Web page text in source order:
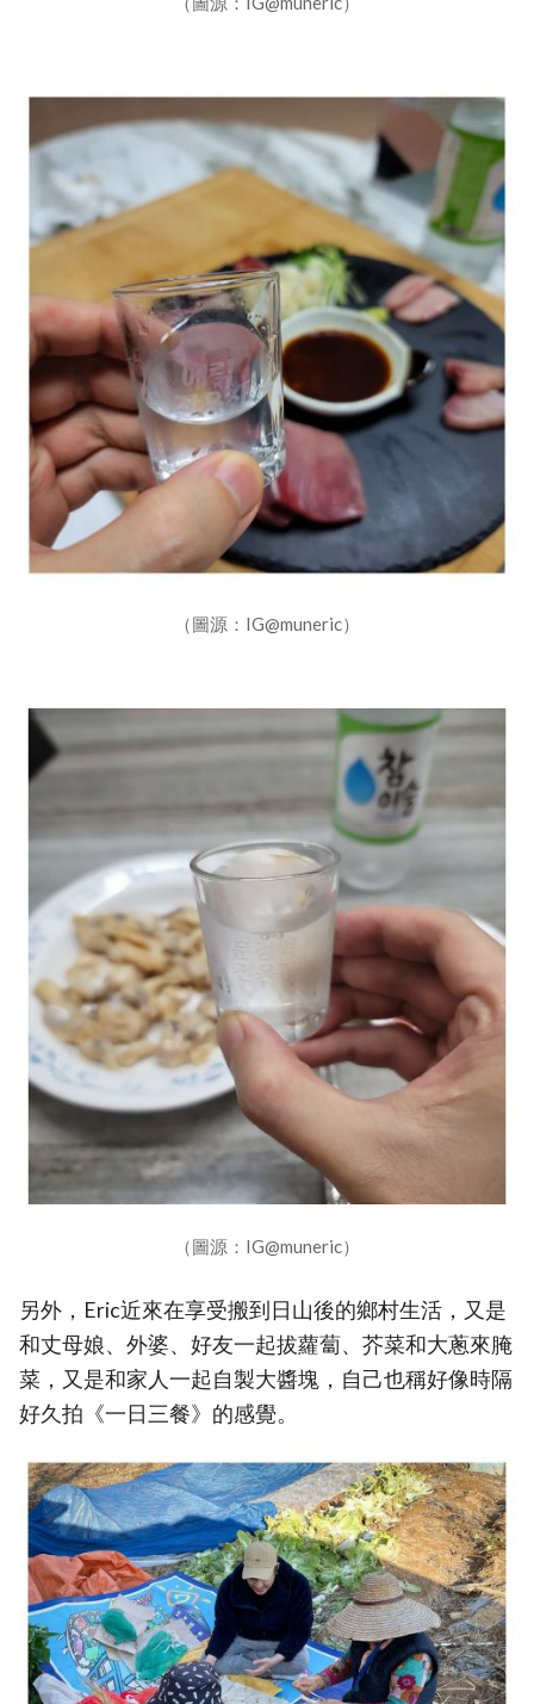
（圖源：IG@muneric）
（圖源：IG@muneric）
另外，Eric近來在享受搬到日山後的鄉村生活，又是
和丈母娘、外婆、好友一起拔蘿蔔、芥菜和大蔥來腌
菜，又是和家人一起自製大醬塊，自己也稱好像時隔
好久拍《一日三餐》的感覺。